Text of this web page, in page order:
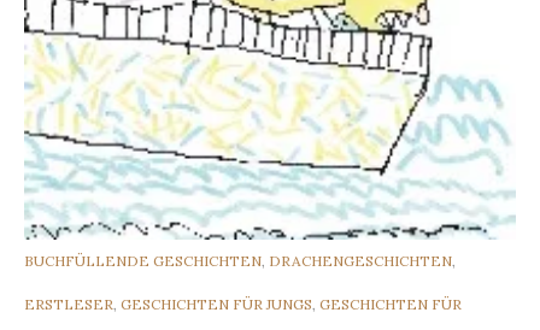
CATEGORIES
BUCHFÜLLENDE GESCHICHTEN, DRACHENGESCHICHTEN,
ERSTLESER, GESCHICHTEN FÜR JUNGS, GESCHICHTEN FÜR